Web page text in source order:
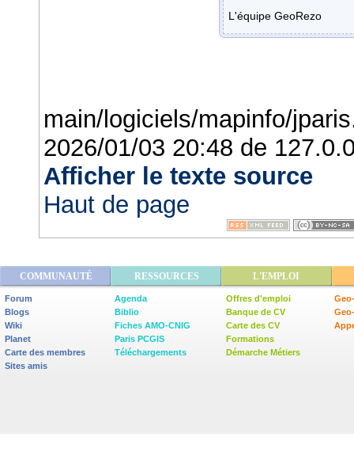
L'équipe GeoRezo
main/logiciels/mapinfo/
2026/01/03 20:48 de
Afficher le texte source
Haut de page
COMMUNAUTÉ RESSOURCES L'EMPLOI
Forum
Blogs
Wiki
Planet
Carte des membres
Sites amis
Agenda
Biblio
Fiches AMO-CNIG
Paris PCGIS
Téléchargements
Offres d'emploi
Banque de CV
Carte des CV
Formations
Démarche Métiers